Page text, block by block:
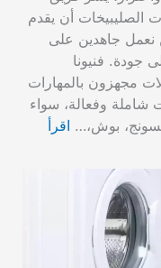
الصليبيخات أن يقدم
نعمل جاهدين على
جودة. فنيونا
مجهزون بالمهارات
شاملة وفعالة، سواء
بوش،… اقرأ